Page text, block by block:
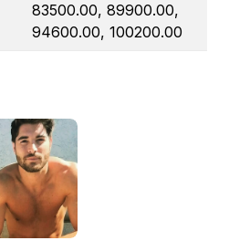
83500.00, 89900.00,
94600.00, 100200.00